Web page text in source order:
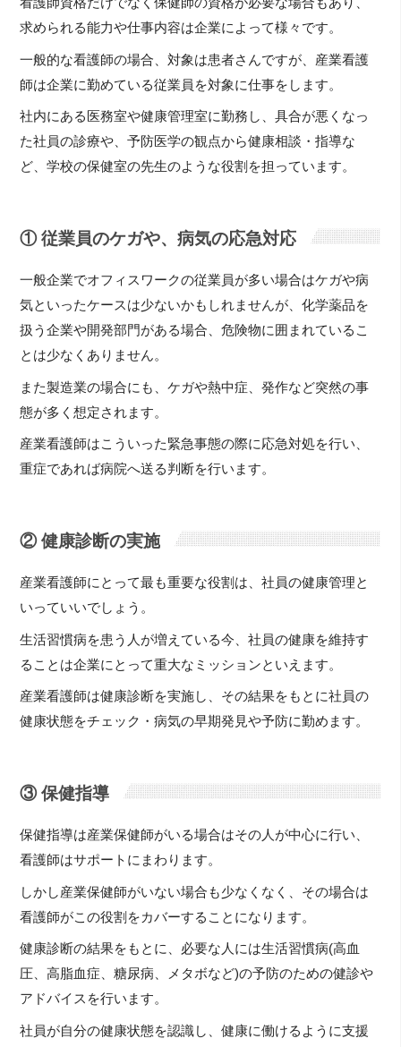
看護師資格だけでなく保健師の資格が必要な場合もあり、
求められる能力や仕事内容は企業によって様々です。
一般的な看護師の場合、対象は患者さんですが、産業看護
師は企業に勤めている従業員を対象に仕事をします。
社内にある医務室や健康管理室に勤務し、具合が悪くなっ
た社員の診療や、予防医学の観点から健康相談・指導な
ど、学校の保健室の先生のような役割を担っています。
① 従業員のケガや、病気の応急対応
一般企業でオフィスワークの従業員が多い場合はケガや病
気といったケースは少ないかもしれませんが、化学薬品を
扱う企業や開発部門がある場合、危険物に囲まれているこ
とは少なくありません。
また製造業の場合にも、ケガや熱中症、発作など突然の事
態が多く想定されます。
産業看護師はこういった緊急事態の際に応急対処を行い、
重症であれば病院へ送る判断を行います。
② 健康診断の実施
産業看護師にとって最も重要な役割は、社員の健康管理と
いっていいでしょう。
生活習慣病を患う人が増えている今、社員の健康を維持す
ることは企業にとって重大なミッションといえます。
産業看護師は健康診断を実施し、その結果をもとに社員の
健康状態をチェック・病気の早期発見や予防に勤めます。
③ 保健指導
保健指導は産業保健師がいる場合はその人が中心に行い、
看護師はサポートにまわります。
しかし産業保健師がいない場合も少なくなく、その場合は
看護師がこの役割をカバーすることになります。
健康診断の結果をもとに、必要な人には生活習慣病(高血
圧、高脂血症、糖尿病、メタボなど)の予防のための健診や
アドバイスを行います。
社員が自分の健康状態を認識し、健康に働けるように支援